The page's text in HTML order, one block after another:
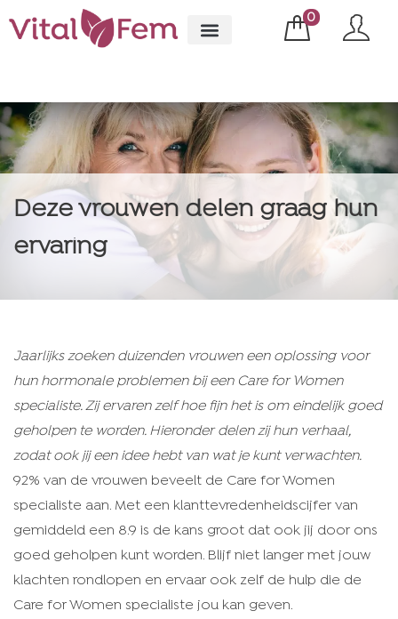
0
Deze vrouwen delen graag hun
ervaring
Jaarlijks zoeken duizenden vrouwen een oplossing voor
hun hormonale problemen bij een Care for Women
specialiste. Zij ervaren zelf hoe fijn het is om eindelijk goed
geholpen te worden. Hieronder delen zij hun verhaal,
zodat ook jij een idee hebt van wat je kunt verwachten.
92% van de vrouwen beveelt de Care for Women
specialiste aan. Met een klanttevredenheidscijfer van
gemiddeld een 8.9 is de kans groot dat ook jij door ons
goed geholpen kunt worden. Blijf niet langer met jouw
klachten rondlopen en ervaar ook zelf de hulp die de
Care for Women specialiste jou kan geven.